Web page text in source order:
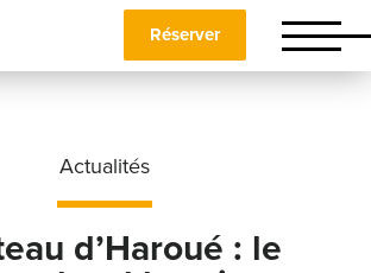
Réserver
Actualités
d’Haroué : le